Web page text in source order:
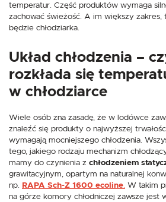
temperatur. Część produktów wymaga
zachować świeżość. A im większy zakres,
będzie chłodziarka.
Układ chłodzenia –
rozkłada się
w chłodziarce
Wiele osób zna zasadę, że w lodówce
znaleźć się produkty o najwyższej
wymagają mocniejszego chłodzenia.
tego, jakiego rodzaju mechanizm
mamy do czynienia z chłodzeniem
grawitacyjnym, opartym na naturalnej
np. RAPA Sch-Z 1600 ecoline. W takim
na górze komory chłodniczej zawsze jest